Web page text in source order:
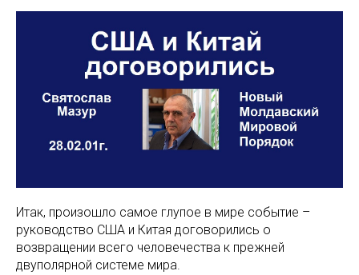
Итак, произошло самое глупое в мире событие –
руководство США и Китая договорились о
возвращении всего человечества к прежней
двуполярной системе мира.